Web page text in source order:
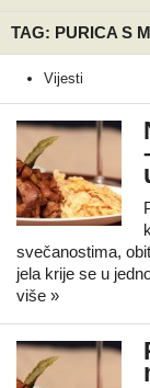
TAG: PURICA S
Vijesti
svečanostima,
jela krije se u
više »